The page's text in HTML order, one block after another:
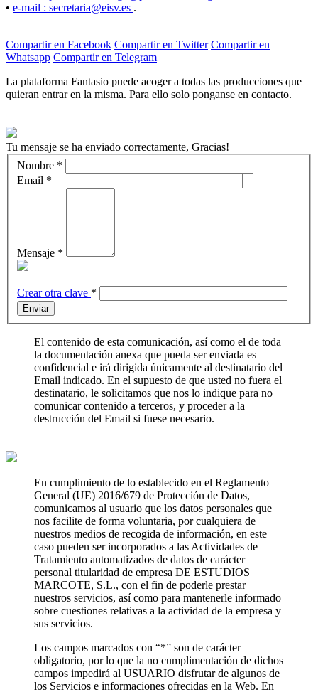
• e-mail : secretaria@eisv.es .
Compartir en Facebook Compartir en Twitter Compartir en
Whatsapp Compartir en Telegram
La plataforma Fantasio puede acoger a todas las producciones que
quieran entrar en la misma. Para ello solo ponganse en contacto.
Tu mensaje se ha enviado correctamente, Gracias!
Nombre *
Email *
Mensaje *
Crear otra clave *
Enviar
El contenido de esta comunicación, así como el de toda
la documentación anexa que pueda ser enviada es
confidencial e irá dirigida únicamente al destinatario del
Email indicado. En el supuesto de que usted no fuera el
destinatario, le solicitamos que nos lo indique para no
comunicar contenido a terceros, y proceder a la
destrucción del Email si fuese necesario.
En cumplimiento de lo establecido en el Reglamento
General (UE) 2016/679 de Protección de Datos,
comunicamos al usuario que los datos personales que
nos facilite de forma voluntaria, por cualquiera de
nuestros medios de recogida de información, en este
caso pueden ser incorporados a las Actividades de
Tratamiento automatizados de datos de carácter
personal titularidad de empresa DE ESTUDIOS
MARCOTE, S.L., con el fin de poderle prestar
nuestros servicios, así como para mantenerle informado
sobre cuestiones relativas a la actividad de la empresa y
sus servicios.
Los campos marcados con “*” son de carácter
obligatorio, por lo que la no cumplimentación de dichos
campos impedirá al USUARIO disfrutar de algunos de
los Servicios e informaciones ofrecidas en la Web. En